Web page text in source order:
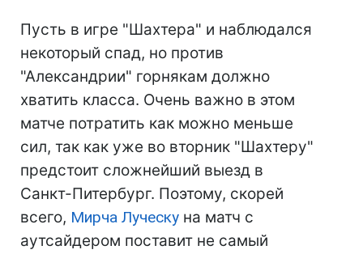
Пусть в игре "Шахтера" и наблюдался
некоторый спад, но против
"Александрии" горнякам должно
хватить класса. Очень важно в этом
матче потратить как можно меньше
сил, так как уже во вторник "Шахтеру"
предстоит сложнейший выезд в
Санкт-Питербург. Поэтому, скорей
всего, Мирча Луческу на матч с
аутсайдером поставит не самый